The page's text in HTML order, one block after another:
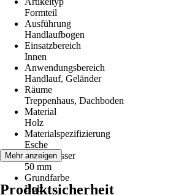
Formteil
Ausführung
Handlaufbogen
Einsatzbereich
Innen
Anwendungsbereich
Handlauf, Geländer
Räume
Treppenhaus, Dachboden
Material
Holz
Materialspezifizierung
Esche
Durchmesser
50 mm
Grundfarbe
Holz
Mehr anzeigen
Produktsicherheit